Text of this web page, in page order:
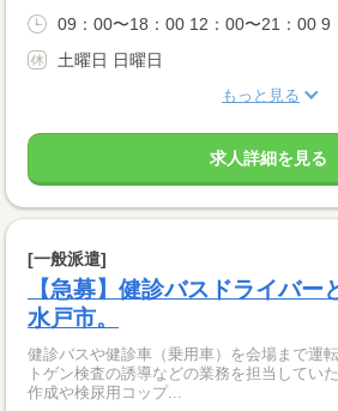
09：00〜18：00 12：00〜21：00 9
土曜日 日曜日
もっと見る
求人詳細を見る
[一般派遣]
【急募】健診バスドライバー
水戸市。
健診バスや健診車（乗用車）を会場まで運
トゲン検査の誘導などの業務を担当してい
作成や検尿用コップ...